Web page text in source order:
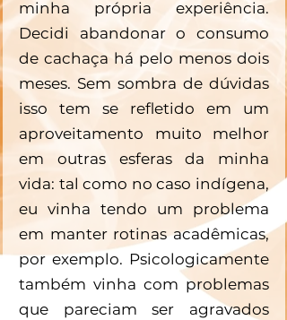
minha própria experiência.
Decidi abandonar o consumo
de cachaça há pelo menos dois
meses. Sem sombra de dúvidas
isso tem se refletido em um
aproveitamento muito melhor
em outras esferas da minha
vida: tal como no caso indígena,
eu vinha tendo um problema
em manter rotinas acadêmicas,
por exemplo. Psicologicamente
também vinha com problemas
que pareciam ser agravados